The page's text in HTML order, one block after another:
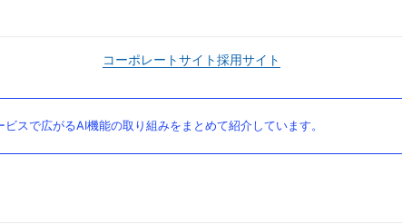
コーポレートサイト採用サイト
スで広がるAI機能の取り組みをまとめて紹介しています。